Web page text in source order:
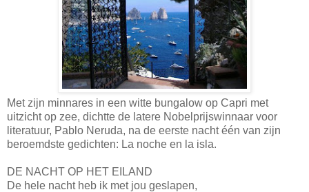
Met zijn minnares in een witte bungalow op Capri met
uitzicht op zee, dichtte de latere Nobelprijswinnaar voor
literatuur, Pablo Neruda, na de eerste nacht één van zijn
beroemdste gedichten: La noche en la isla.
DE NACHT OP HET EILAND
De hele nacht heb ik met jou geslapen,